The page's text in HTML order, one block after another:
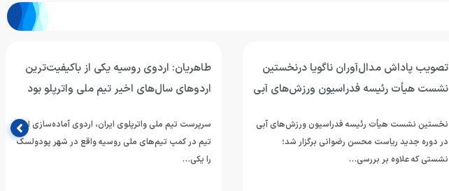
تصویب پاداش مدال‌آوران ناگویا درنخستین
نشست هیأت رئیسه فدراسیون ورزش‌های آبی
نخستین نشست هیأت رئیسه فدراسیون ورزش‌های آبی
در دوره جدید ریاست محسن رضوانی برگزار شد؛
نشستی که علاوه بر بررسی…
طاهریان: اردوی روسیه یکی از باکیفیت‌ترین
اردوهای سال‌های اخیر تیم ملی واترپلو بود
سرپرست تیم ملی واترپلوی ایران، اردوی آماده‌سازی این
تیم در کمپ تیم‌های ملی روسیه واقع در شهر پودولسک
را یکی…